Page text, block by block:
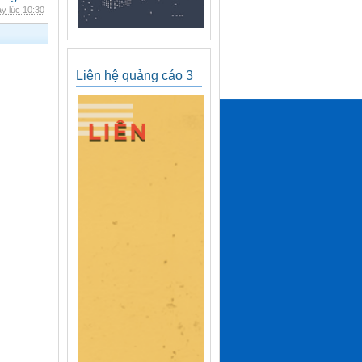
lúc 10:30
Liên hệ quảng cáo 3